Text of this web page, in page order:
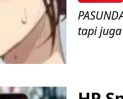
tapi juga